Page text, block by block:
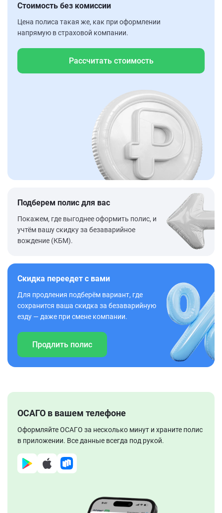
Стоимость без комиссии
Цена полиса такая же, как при оформлении
напрямую в страховой компании.
Рассчитать стоимость
Подберем полис для вас
Покажем, где выгоднее оформить полис, и
учтём вашу скидку за безаварийное
вождение (КБМ).
Скидка переедет с вами
Для продления подберём вариант, где
сохранится ваша скидка за безаварийную
езду — даже при смене компании.
Продлить полис
ОСАГО в вашем телефоне
Оформляйте ОСАГО за несколько минут и храните полис
в приложении. Все данные всегда под рукой.